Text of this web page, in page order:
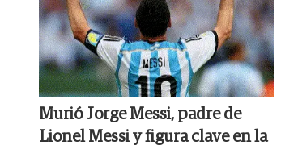
Murió Jorge Messi, padre de
Lionel Messi y figura clave en la